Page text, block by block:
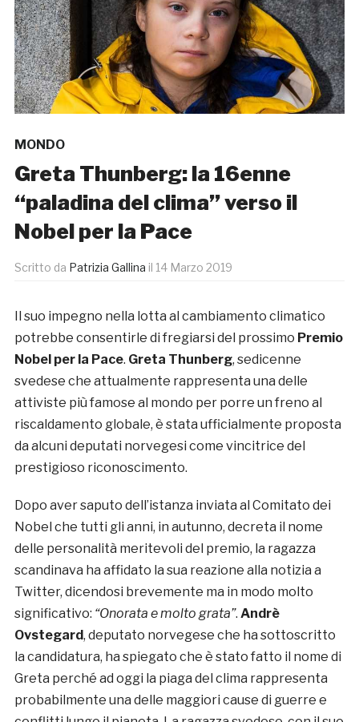
MONDO
Greta Thunberg: la 16enne
“paladina del clima” verso il
Nobel per la Pace
Scritto da Patrizia Gallina il 14 Marzo 2019
Il suo impegno nella lotta al cambiamento climatico
potrebbe consentirle di fregiarsi del prossimo Premio
Nobel per la Pace. Greta Thunberg, sedicenne
svedese che attualmente rappresenta una delle
attiviste più famose al mondo per porre un freno al
riscaldamento globale, è stata ufficialmente proposta
da alcuni deputati norvegesi come vincitrice del
prestigioso riconoscimento.
Dopo aver saputo dell’istanza inviata al Comitato dei
Nobel che tutti gli anni, in autunno, decreta il nome
delle personalità meritevoli del premio, la ragazza
scandinava ha affidato la sua reazione alla notizia a
Twitter, dicendosi brevemente ma in modo molto
significativo: “Onorata e molto grata”. Andrè
Ovstegard, deputato norvegese che ha sottoscritto
la candidatura, ha spiegato che è stato fatto il nome di
Greta perché ad oggi la piaga del clima rappresenta
probabilmente una delle maggiori cause di guerre e